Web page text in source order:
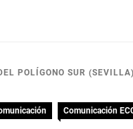
POLÍGONO SUR
Comunicación